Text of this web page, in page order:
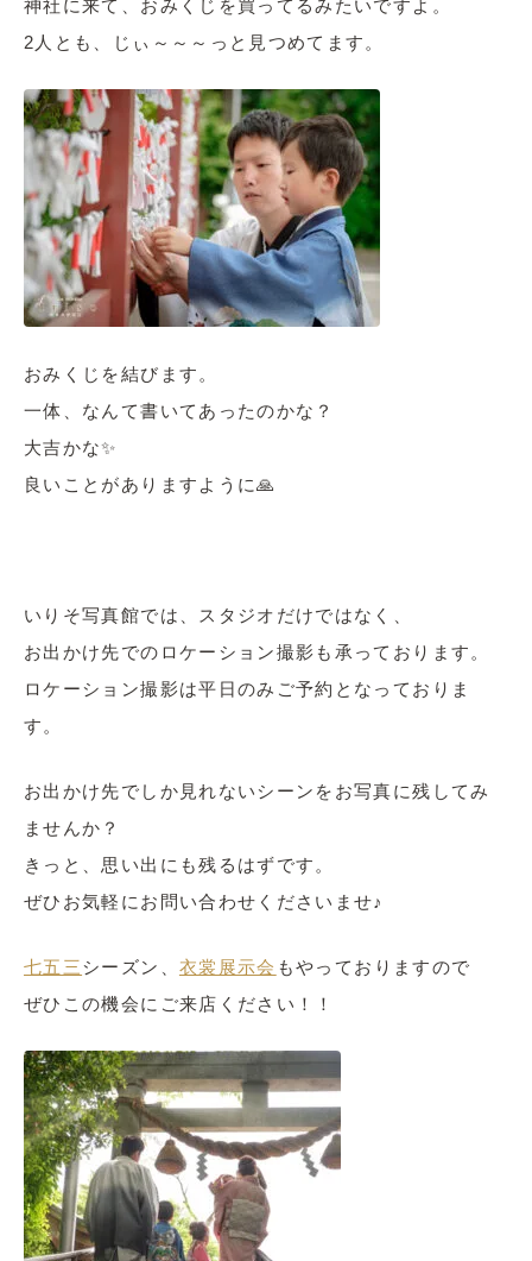
神社に来て、おみくじを買ってるみたいですよ。
2人とも、じぃ～～～っと見つめてます。
おみくじを結びます。
一体、なんて書いてあったのかな？
大吉かな✨
良いことがありますように🙏
いりそ写真館では、スタジオだけではなく、
お出かけ先でのロケーション撮影も承っております。
ロケーション撮影は平日のみご予約となっておりま
す。
お出かけ先でしか見れないシーンをお写真に残してみ
ませんか？
きっと、思い出にも残るはずです。
ぜひお気軽にお問い合わせくださいませ♪
七五三シーズン、 衣裳展示会 もやっておりますので
ぜひこの機会にご来店ください！！